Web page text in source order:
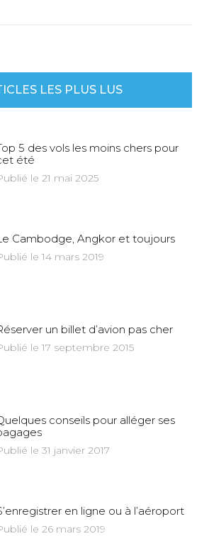
LES PLUS LUS
5 des vols les moins chers pour
été
le 21 mai 2025
Cambodge, Angkor et toujours
le 14 mars 2019
un billet d’avion pas cher
le 17 septembre 2015
conseils pour alléger ses
le 31 janvier 2017
en ligne ou à l’aéroport
le 26 mars 2019